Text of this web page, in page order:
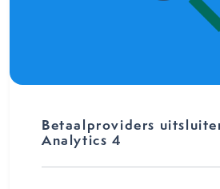
Betaalproviders
Analytics 4